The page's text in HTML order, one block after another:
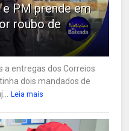
PM prende em
roubo de
a entregas dos Correios
dois mandados de
Leia mais